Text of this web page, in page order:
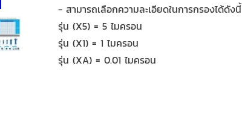
- สามารถเลือกความละเอียดในการกรองได้ดังนี้
รุ่น (X5) = 5 ไมครอน
รุ่น (X1) = 1 ไมครอน
รุ่น (XA) = 0.01 ไมครอน